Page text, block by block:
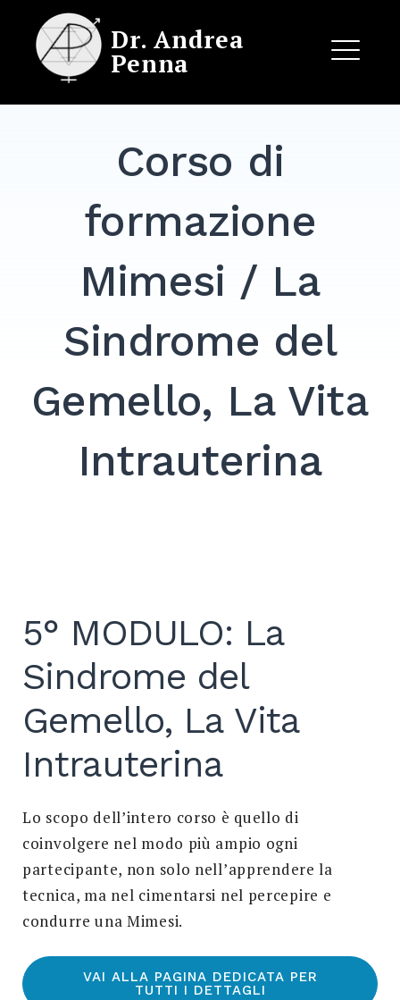
content
Dr. Andrea
Penna
Corso di
formazione
Mimesi / La
Sindrome del
Gemello, La Vita
Intrauterina
5° MODULO: La
Sindrome del
Gemello, La Vita
Intrauterina
Lo scopo dell’intero corso è quello di
coinvolgere nel modo più ampio ogni
partecipante, non solo nell’apprendere la
tecnica, ma nel cimentarsi nel percepire e
condurre una Mimesi.
VAI ALLA PAGINA DEDICATA PER
TUTTI I DETTAGLI